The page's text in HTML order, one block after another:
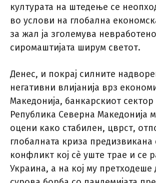
културата на штедење се
во услови на глобална
за жал ја зголемува
сиромаштијата ширум светот.
Денес, и покрај силните
негативни влијанија врз
Македонија, банкарскиот сектор
Република Северна Македонија
оцени како стабилен, цврст,
глобалната криза
конфликт кој сè уште трае и се
Украина, а на кој му претходеше